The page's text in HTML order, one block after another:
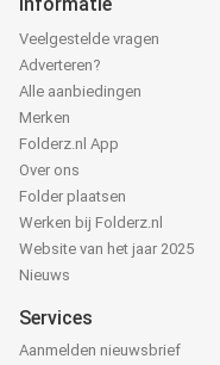
Veelgestelde vragen
Adverteren?
Alle aanbiedingen
Merken
Folderz.nl App
Over ons
Folder plaatsen
Werken bij Folderz.nl
Website van het jaar 2025
Nieuws
Services
Aanmelden nieuwsbrief